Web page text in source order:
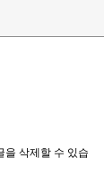
을 삭제할 수 있습